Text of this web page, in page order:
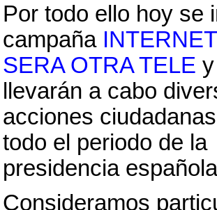
Por todo ello hoy se
campaña
SERA OTRA TELE
llevarán a cabo
acciones
todo el periodo de la
presidencia
Consideramos